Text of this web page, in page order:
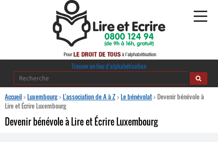
Alphabétisation
Trouver un lieu d’alphabétisation
Accueil>Luxembourg>L’association de A à Z>Le bénévolat>Devenir bénévole à
Lire et Écrire Luxembourg
Devenir bénévole à Lire et Écrire Luxembourg